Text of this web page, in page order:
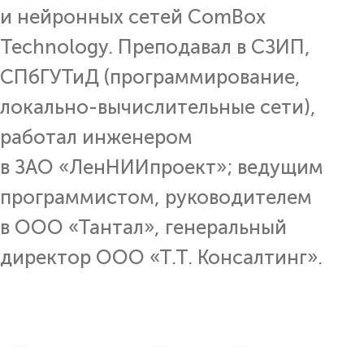
и нейронных сетей ComBox
Technology. Преподавал в СЗИП,
СПбГУТиД (программирование,
локально-вычислительные сети),
работал инженером
в ЗАО «ЛенНИИпроект»; ведущим
программистом, руководителем
в ООО «Тантал», генеральный
директор ООО «Т.Т. Консалтинг».